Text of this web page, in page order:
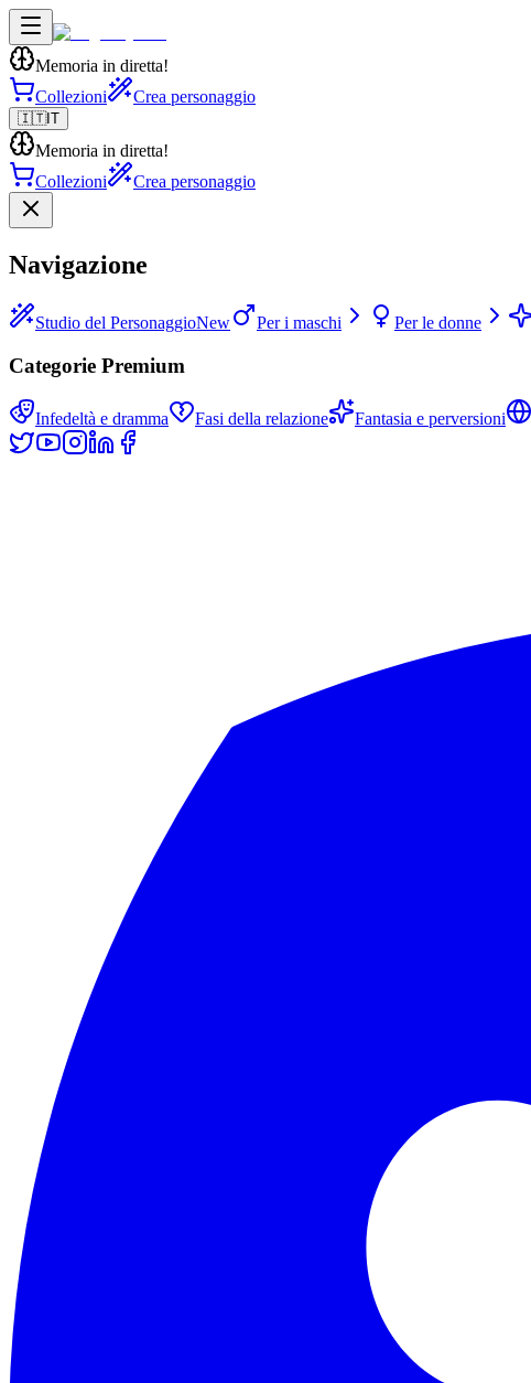
Memoria in diretta!
Collezioni
Crea personaggio
🇮🇹IT
Memoria in diretta!
Collezioni
Crea personaggio
Navigazione
Studio del PersonaggioNew Per i maschi Per le donne
Categorie Premium
Infedeltà e dramma Fasi della relazione Fantasia e perversioni